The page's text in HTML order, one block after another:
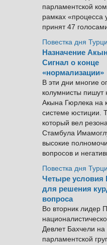
парламентской
рамках «процесса
принят 47
Повестка дня
Назначение
Сигнал о конце
«нормализации»
В эти дни многие
колумнисты пишут
Акына Гюрлека на
системе юстиции.
который вел
Стамбула
высокие
вопросов и
Повестка дня
Четыре условия
для решения
вопроса
Во вторник лидер
Девлет Бахчели на
парламентской